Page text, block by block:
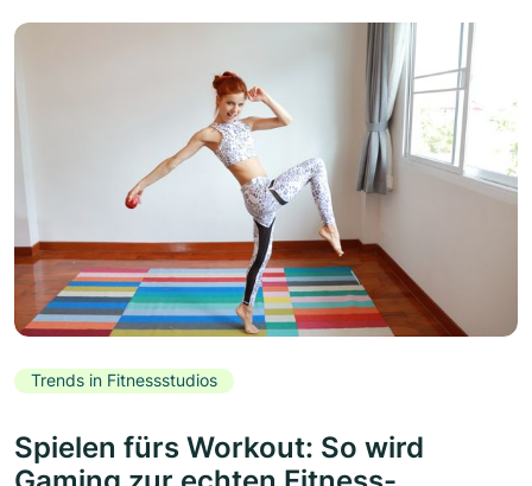
Trends in Fitnessstudios
Spielen fürs Workout: So wird